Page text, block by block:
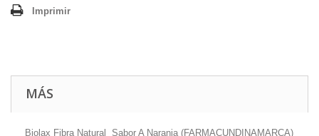
Imprimir
MÁS
Biolax Fibra Natural Sabor A Naranja (FARMACUNDINAMARCA)